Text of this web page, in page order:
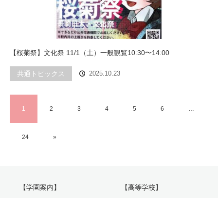
【桜菊祭】文化祭 11/1（土）一般観覧10:30〜14:00
共通トピックス 2025.10.23
1 2 3 4 5 6 …
24 »
【学園案内】 【高等学校】